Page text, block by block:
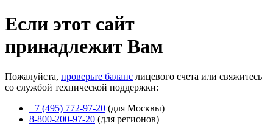
Если этот сайт
принадлежит Вам
Пожалуйста, проверьте баланс лицевого счета или свяжитесь
со службой технической поддержки:
+7 (495) 772-97-20 (для Москвы)
8-800-200-97-20 (для регионов)